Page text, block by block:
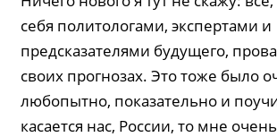
себя политологами, экспертами и
предсказателями будущего,
своих прогнозах. Это тоже было
любопытно, показательно и
касается нас, России, то мне очень